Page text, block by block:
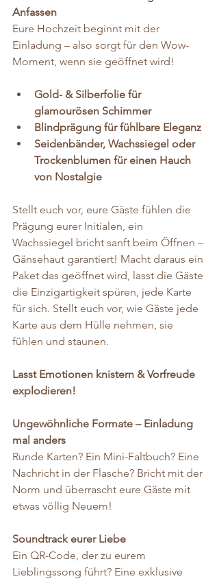
Anfassen
Eure Hochzeit beginnt mit der
Einladung – also sorgt für den Wow-
Moment, wenn sie geöffnet wird!
Gold- & Silberfolie für
glamourösen Schimmer
Blindprägung für fühlbare Eleganz
Seidenbänder, Wachssiegel oder
Trockenblumen für einen Hauch
von Nostalgie
Stellt euch vor, eure Gäste fühlen die
Prägung eurer Initialen, ein
Wachssiegel bricht sanft beim Öffnen –
Gänsehaut garantiert! Macht daraus ein
Paket das geöffnet wird, lasst die Gäste
die Einzigartigkeit spüren, jede Karte
für sich. Stellt euch vor, wie Gäste jede
Karte aus dem Hülle nehmen, sie
fühlen und staunen.
Lasst Emotionen knistern & Vorfreude
explodieren!
Ungewöhnliche Formate – Einladung
mal anders
Runde Karten? Ein Mini-Faltbuch? Eine
Nachricht in der Flasche? Bricht mit der
Norm und überrascht eure Gäste mit
etwas völlig Neuem!
Soundtrack eurer Liebe
Ein QR-Code, der zu eurem
Lieblingssong führt? Eine exklusive